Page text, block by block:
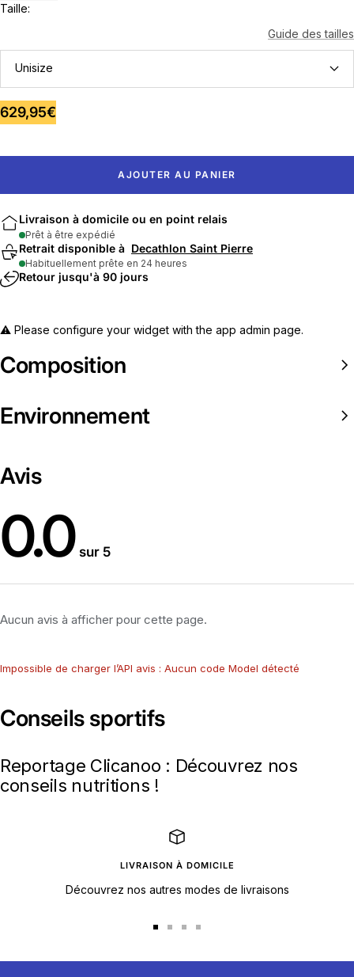
Taille:
Guide des tailles
Unisize
Prix
vente
629,95€
AJOUTER AU PANIER
Livraison à domicile ou en point relais
Prêt à être expédié
Retrait disponible à Decathlon Saint Pierre
Habituellement prête en 24 heures
Retour jusqu'à 90 jours
⚠️ Please configure your widget with the app admin page.
Composition
Environnement
Avis
0.0 sur 5
Aucun avis à afficher pour cette page.
Impossible de charger l’API avis : Aucun code Model détecté
Conseils sportifs
Reportage Clicanoo : Découvrez nos
conseils nutritions !
LIVRAISON À DOMICILE
Découvrez nos autres modes de livraisons